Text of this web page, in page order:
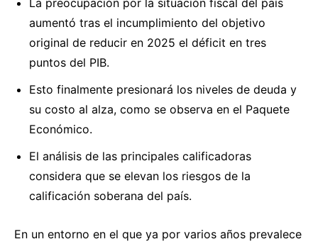
La preocupación por la situación fiscal del país
aumentó tras el incumplimiento del objetivo
original de reducir en 2025 el déficit en tres
puntos del PIB.
Esto finalmente presionará los niveles de deuda y
su costo al alza, como se observa en el Paquete
Económico.
El análisis de las principales calificadoras
considera que se elevan los riesgos de la
calificación soberana del país.
En un entorno en el que ya por varios años prevalece